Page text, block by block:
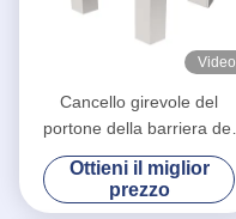
Video
Cancello girevole del
portone della barriera del
treppiede di SUS 304 per
controllo di accesso
pedonale
Ottieni il miglior
prezzo